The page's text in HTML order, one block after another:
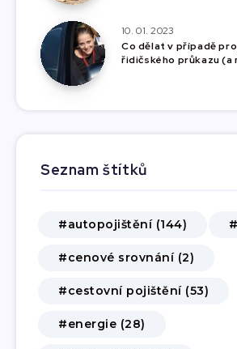
10. 01. 2023
Co dělat v případě
řidičského průkazu (a
Seznam štítků
#autopojištění (144)
#cenové srovnání (2)
#cestovní pojištění (53)
#energie (28)